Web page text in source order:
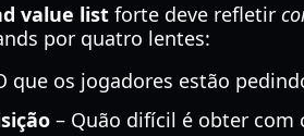
value list forte deve refletir
por quatro lentes:
que os jogadores estão
– Quão difícil é obter com